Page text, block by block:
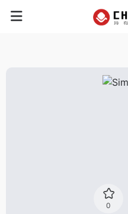
0